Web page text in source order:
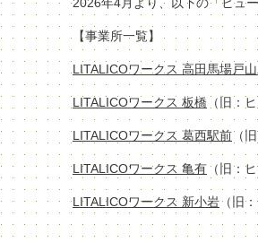
【事業所一覧】
LITALICOワークス 高田馬場戸山
LITALICOワークス 板橋 （旧：
LITALICOワークス 葛西駅前（
LITALICOワークス 亀有 （旧：
LITALICOワークス 新小岩（旧